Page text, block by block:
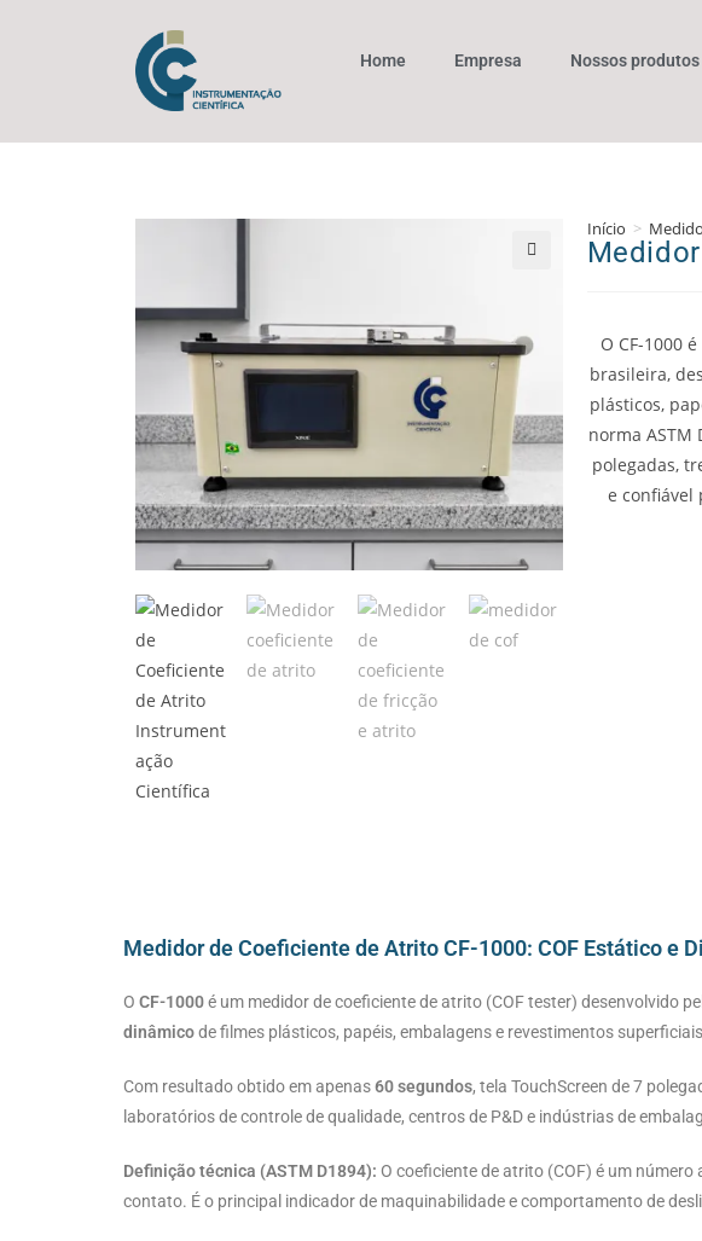
Home Empresa Nossos produtos
Início >
O CF-1000
brasileira,
plásticos,
norma ASTM
polegadas,
e confiável
Medidor de Coeficiente de Atrito CF-1000: COF Estático e
O CF-1000é um medidor de coeficiente de atrito (COF tester) desenvolvido
dinâmicode filmes plásticos, papéis, embalagens e revestimentos
Com resultado obtido em apenas60 segundos, tela TouchScreen de 7
laboratórios de controle de qualidade, centros de P&D e indústrias de
Definição técnica (ASTM D1894): O coeficiente de atrito (COF) é um
contato. É o principal indicador de maquinabilidade e comportamento de